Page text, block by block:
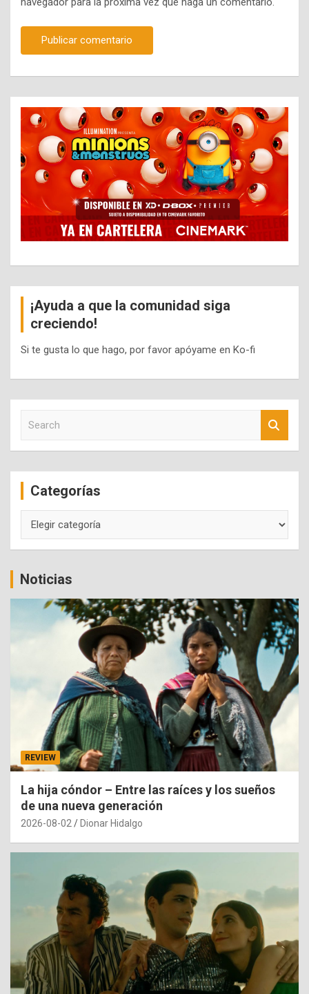
¡Ayuda a que la comunidad siga
creciendo!
Si te gusta lo que hago, por favor apóyame en Ko-fi
c
Categorías
Noticias
REVIEW
La hija cóndor – Entre las raíces y los sueños
de una nueva generación
2026-08-02 Dionar Hidalgo